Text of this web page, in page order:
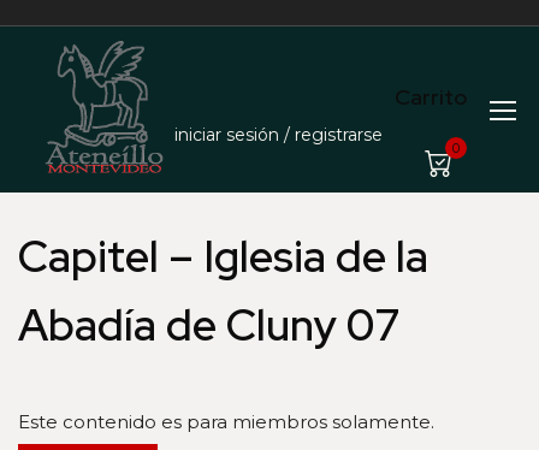
iniciar sesión / registrarse
Carrito
0
Capitel – Iglesia de la
Abadía de Cluny 07
Este contenido es para miembros solamente.